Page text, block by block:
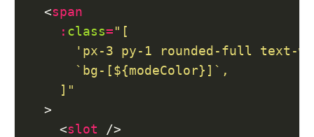
  <
span
: class=
    ]"
    <
slot